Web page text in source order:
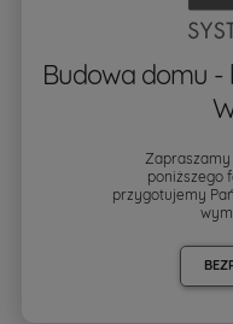
Budowa domu -
Zapraszamy
poniższego
przygotujemy